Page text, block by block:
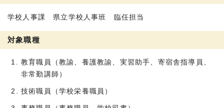
学校人事課 県立学校人事班 臨任担当
対象職種
教育職員（教諭、養護教諭、実習助手、寄宿舎指導員、
非常勤講師）
技術職員（学校栄養職員）